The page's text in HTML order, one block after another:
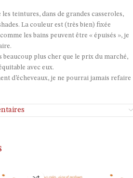
teintures, dans de grandes casseroles,
La couleur est (très bien) fixée
les bains peuvent être « épuisés », je
beaucoup plus cher que le prix du marché,
avec eux.
d’écheveaux, je ne pourrai jamais refaire